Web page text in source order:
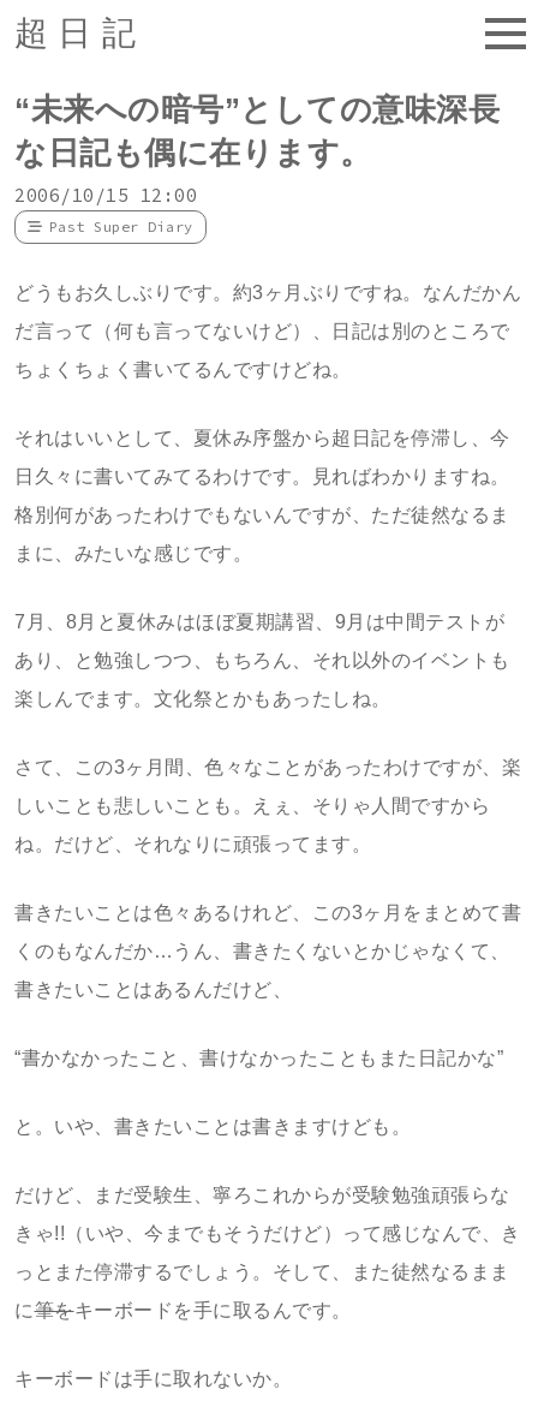
超日記
“未来への暗号”としての意味深長
な日記も偶に在ります。
2006/10/15 12:00
Past Super Diary
どうもお久しぶりです。約3ヶ月ぶりですね。なんだかん
だ言って（何も言ってないけど）、日記は別のところで
ちょくちょく書いてるんですけどね。
それはいいとして、夏休み序盤から超日記を停滞し、今
日久々に書いてみてるわけです。見ればわかりますね。
格別何があったわけでもないんですが、ただ徒然なるま
まに、みたいな感じです。
7月、8月と夏休みはほぼ夏期講習、9月は中間テストが
あり、と勉強しつつ、もちろん、それ以外のイベントも
楽しんでます。文化祭とかもあったしね。
さて、この3ヶ月間、色々なことがあったわけですが、楽
しいことも悲しいことも。えぇ、そりゃ人間ですから
ね。だけど、それなりに頑張ってます。
書きたいことは色々あるけれど、この3ヶ月をまとめて書
くのもなんだか…うん、書きたくないとかじゃなくて、
書きたいことはあるんだけど、
“書かなかったこと、書けなかったこともまた日記かな”
と。いや、書きたいことは書きますけども。
だけど、まだ受験生、寧ろこれからが受験勉強頑張らな
きゃ!!（いや、今までもそうだけど）って感じなんで、き
っとまた停滞するでしょう。そして、また徒然なるまま
に筆をキーボードを手に取るんです。
キーボードは手に取れないか。